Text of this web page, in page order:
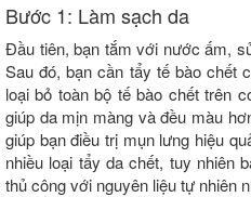
Bước 1: Làm sạch da
Đầu tiên, bạn tắm với nước ấm,
Sau đó, bạn cần tẩy tế bào chết
loại bỏ toàn bộ tế bào chết trên
giúp da mịn màng và đều màu
giúp bạn điều trị mụn lưng hiệu
nhiều loại tẩy da chết, tuy nhiên
thủ công với nguyên liệu tự nhiên